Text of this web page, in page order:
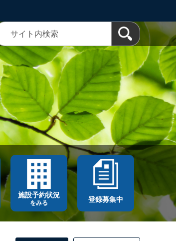
施設予約状況
をみる 登録募集中